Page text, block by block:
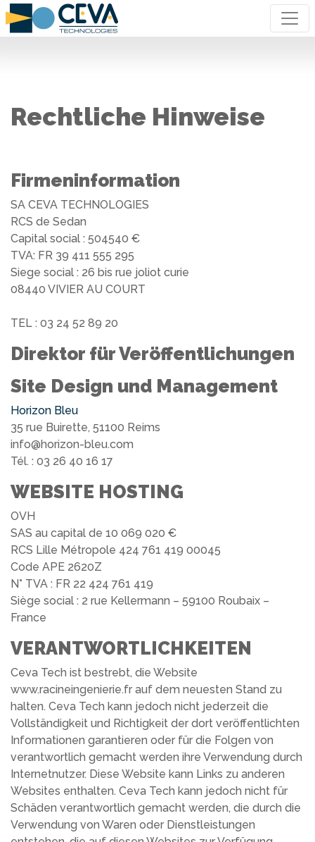
Rechtliche Hinweise
Firmeninformation
SA CEVA TECHNOLOGIES
RCS de Sedan
Capital social : 504540 €
TVA: FR 39 411 555 295
Siege social : 26 bis rue joliot curie
08440 VIVIER AU COURT
TEL : 03 24 52 89 20
Direktor für Veröffentlichungen
Site Design und Management
Horizon Bleu
35 rue Buirette, 51100 Reims
info@horizon-bleu.com
Tél. : 03 26 40 16 17
WEBSITE HOSTING
OVH
SAS au capital de 10 069 020 €
RCS Lille Métropole 424 761 419 00045
Code APE 2620Z
N° TVA : FR 22 424 761 419
Siège social : 2 rue Kellermann – 59100 Roubaix –
France
VERANTWORTLICHKEITEN
Ceva Tech ist bestrebt, die Website
www.racineingenierie.fr auf dem neuesten Stand zu
halten. Ceva Tech kann jedoch nicht jederzeit die
Vollständigkeit und Richtigkeit der dort veröffentlichten
Informationen garantieren oder für die Folgen von
verantwortlich gemacht werden ihre Verwendung durch
Internetnutzer. Diese Website kann Links zu anderen
Websites enthalten. Ceva Tech kann jedoch nicht für
Schäden verantwortlich gemacht werden, die durch die
Verwendung von Waren oder Dienstleistungen